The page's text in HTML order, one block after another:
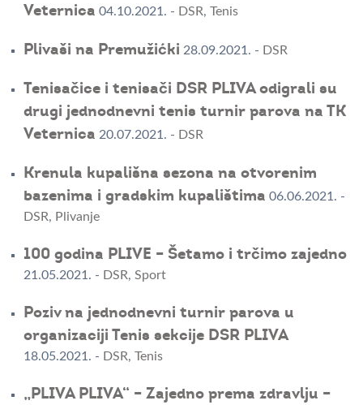
Veternica 04.10.2021. - DSR, Tenis
Plivaši na Premužićki 28.09.2021. - DSR
Tenisačice i tenisači DSR PLIVA odigrali su
drugi jednodnevni tenis turnir parova na TK
Veternica 20.07.2021. - DSR
Krenula kupališna sezona na otvorenim
bazenima i gradskim kupalištima 06.06.2021. -
DSR, Plivanje
100 godina PLIVE – Šetamo i trčimo zajedno
21.05.2021. - DSR, Sport
Poziv na jednodnevni turnir parova u
organizaciji Tenis sekcije DSR PLIVA
18.05.2021. - DSR, Tenis
„PLIVA PLIVA“ – Zajedno prema zdravlju –